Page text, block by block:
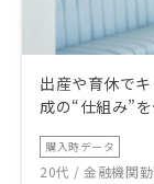
出産や育休で
成の“仕組み”
購入時データ
20代 / 金融機関